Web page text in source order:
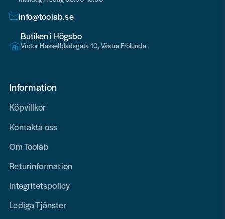
info@toolab.se
Butiken i Högsbo
Victor Hasselbladsgata 10, Västra Frölunda
Information
Köpvillkor
Kontakta oss
Om Toolab
Returinformation
Integritetspolicy
Lediga Tjänster